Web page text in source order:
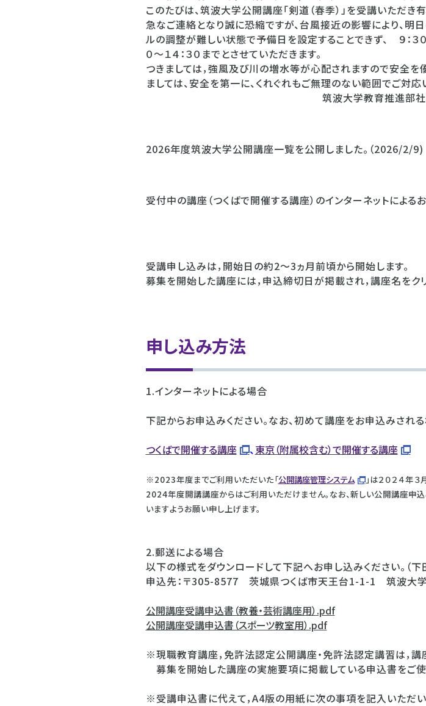
このたびは、筑波大学公開講座「剣道（春季）」を受講いただき
急なご連絡となり誠に恐縮ですが、台風接近の影響により、明
ルの調整が難しい状態で予備日を設定することできず、 ９：３０
０～１４：３０までとさせていただきます。
つきましては，強風及び川の増水等が心配されますので安全
ましては、安全を第一に、くれぐれもご無理のない範囲でご対応
筑波大学教育推進部社会連携課
2026年度筑波大学公開講座一覧を公開しました。（2026/2/9)
受付中の講座（つくばで開催する講座）のインターネットによ
受講申し込みは，開始日の約2～3ヵ月前頃から開始します。
募集を開始した講座には，申込締切日が掲載され，講座名をク
申し込み方法
1.インターネットによる場合
下記からお申込みください。なお、初めて講座をお申込みされ
つくばで開催する講座
、東京（附属校含む）で開催する講座
※2023年度までご利用いただいた「公開講座管理システム
」は２０２４年
2024年度開講講座からはご利用いただけません。なお、新しい公開講座申
いますようお願い申し上げます。
2.郵送による場合
以下の様式をダウンロードして下記へお申し込みください。（下田
申込先：〒305-8577 茨城県つくば市天王台1-1-1 筑波大学
公開講座受講申込書（教養・芸術講座用）.pdf
公開講座受講申込書（スポーツ教室用）.pdf
※現職教育講座，免許法認定公開講座・免許法認定講習は，講
募集を開始した講座の実施要項に掲載している申込書をご使
※受講申込書に代えて，A4版の用紙に次の事項を記入いただい